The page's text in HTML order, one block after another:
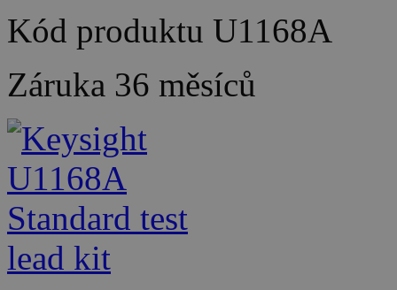
Kód produktu U1168A
Záruka 36 měsíců